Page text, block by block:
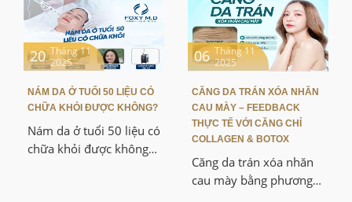
20 Tháng 11
2025
NÁM DA Ở TUỔI 50 LIỆU CÓ
CHỮA KHỎI ĐƯỢC KHÔNG?
Nám da ở tuổi 50 liệu có
chữa khỏi được không?
06 Tháng 11
2025
CĂNG DA TRÁN XÓA NHĂN
CAU MÀY – FEEDBACK
THỰC TẾ VỚI CĂNG CHỈ
COLLAGEN & BOTOX
Căng da trán xóa nhăn
cau mày bằng phương